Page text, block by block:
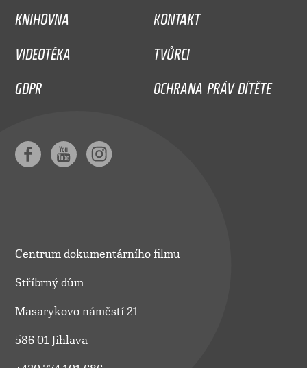
KNIHOVNA
KONTAKT
VIDEOTÉKA
TVŮRCI
GDPR
OCHRANA PRÁV DÍTĚTE
Centrum dokumentárního filmu
Stříbrný dům
Masarykovo náměstí 21
586 01 Jihlava